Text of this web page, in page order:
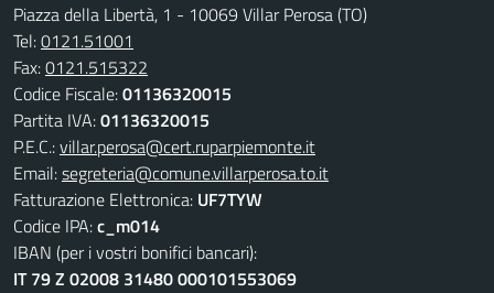
Piazza della Libertà, 1 - 10069 Villar Perosa (TO)
Tel:0121.51001
Fax:0121.515322
Codice Fiscale:01136320015
Partita IVA:01136320015
P.E.C.:villar.perosa@cert.ruparpiemonte.it
Email:segreteria@comune.villarperosa.to.it
Fatturazione Elettronica: UF7TYW
Codice IPA:c_m014
IBAN (per i vostri bonifici bancari):
IT 79 Z 02008 31480 000101553069